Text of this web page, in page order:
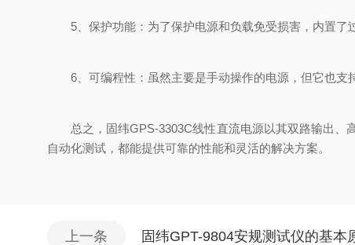
5、保护功能：为了保护电源和负载免受损害，内置了
6、可编程性：虽然主要是手动操作的电源，但它也支
总之，固纬GPS-3303C线性直流电源以其双路输出、
自动化测试，都能提供可靠的性能和灵活的解决方案。
上一条 固纬GPT-9804安规测试仪的基本